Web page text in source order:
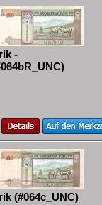
Emirate
Datenschutz
-
(#064c_UNC)